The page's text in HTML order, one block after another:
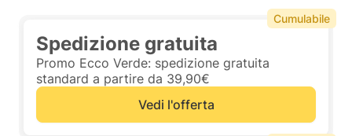
Spedizione gratuita
Promo Ecco Verde: spedizione gratuita
standard a partire da 39,90€
Vedi l'offerta
Cumulabile